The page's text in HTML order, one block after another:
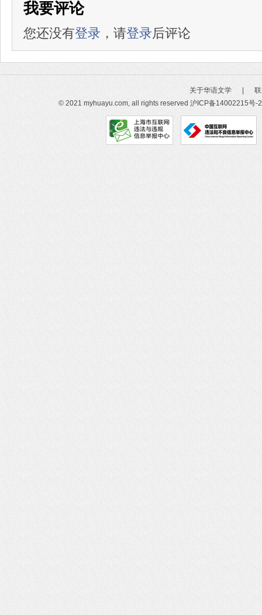
我要评论
您还没有登录 ，请登录后评论
关于华语文学
© 2021 myhuayu.com, all rights reserved 沪ICP备14002215号-2